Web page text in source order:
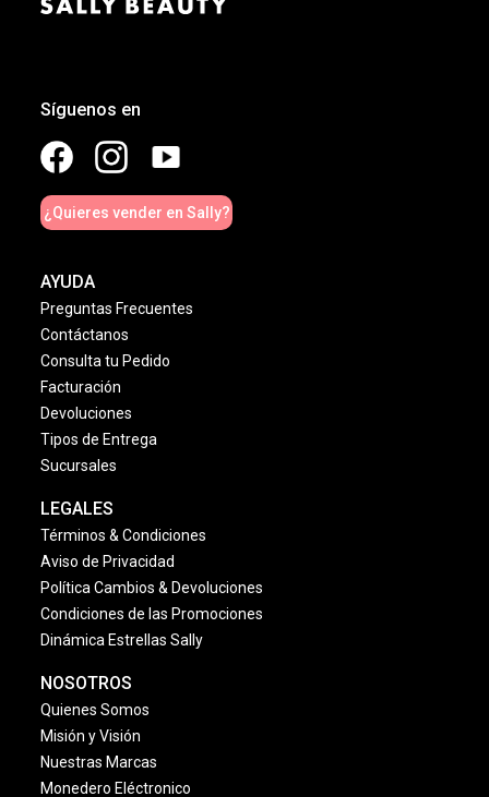
Síguenos en
¿Quieres vender en Sally?
AYUDA
Preguntas Frecuentes
Contáctanos
Consulta tu Pedido
Facturación
Devoluciones
Tipos de Entrega
Sucursales
LEGALES
Términos & Condiciones
Aviso de Privacidad
Política Cambios & Devoluciones
Condiciones de las Promociones
Dinámica Estrellas Sally
NOSOTROS
Quienes Somos
Misión y Visión
Nuestras Marcas
Monedero Eléctronico